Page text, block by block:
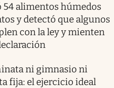
54 alimentos húmedos
y detectó que algunos
con la ley y mienten
ni gimnasio ni
fija: el ejercicio ideal